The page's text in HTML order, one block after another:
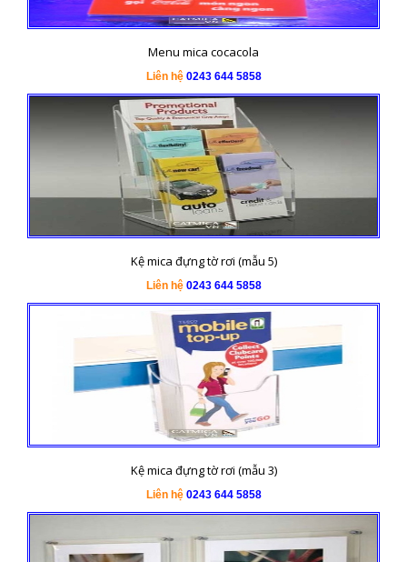
Menu mica cocacola
Liên hệ 0243 644 5858
Kệ mica đựng tờ rơi (mẫu 5)
Liên hệ 0243 644 5858
Kệ mica đựng tờ rơi (mẫu 3)
Liên hệ 0243 644 5858